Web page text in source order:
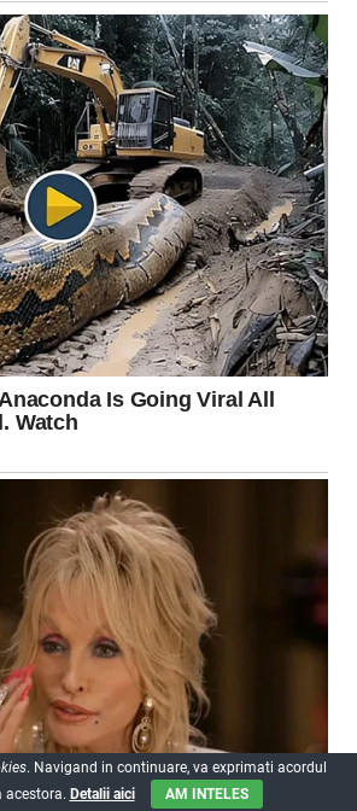
. Navigand in continuare, va exprimati acordul
acestora. Detalii aici AM INTELES